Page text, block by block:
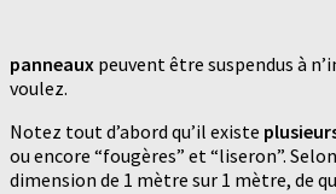
panneaux peuvent être suspendus à
voulez.
Notez tout d’abord qu’il existe
ou encore “fougères” et “liseron”.
dimension de 1 mètre sur 1 mètre, de